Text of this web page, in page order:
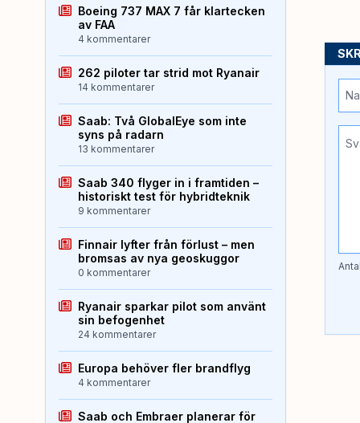
Boeing 737 MAX 7 får klartecken
av FAA
4 kommentarer
262 piloter tar strid mot Ryanair
14 kommentarer
Saab: Två GlobalEye som inte
syns på radarn
13 kommentarer
Saab 340 flyger in i framtiden –
historiskt test för hybridteknik
9 kommentarer
Finnair lyfter från förlust – men
bromsas av nya geoskuggor
0 kommentarer
Ryanair sparkar pilot som använt
sin befogenhet
24 kommentarer
Europa behöver fler brandflyg
4 kommentarer
Saab och Embraer planerar för